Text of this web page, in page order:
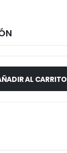
AL CARRITO